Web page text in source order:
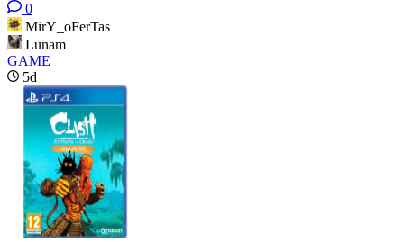
0
MirY_oFerTas
Lunam
GAME
5d